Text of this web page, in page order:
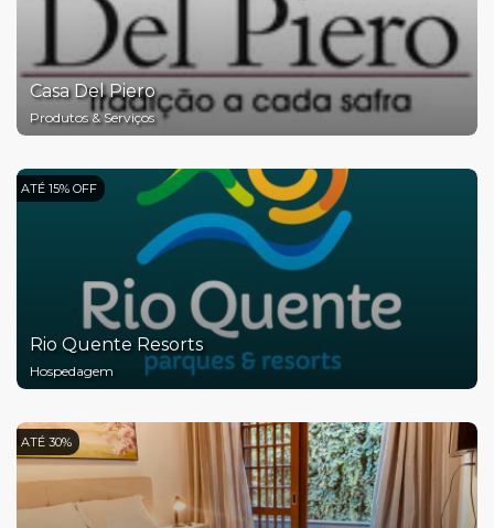
Casa Del Piero
Produtos & Serviços
ATÉ 15% OFF
Rio Quente Resorts
Hospedagem
ATÉ 30%